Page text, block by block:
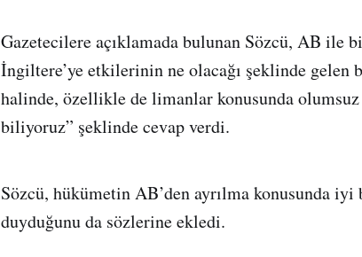
Gazetecilere açıklamada bulunan Sözcü, AB ile
İngiltere’ye etkilerinin ne olacağı şeklinde gelen
halinde, özellikle de limanlar konusunda
biliyoruz” şeklinde cevap verdi.
Sözcü, hükümetin AB’den ayrılma konusunda
duyduğunu da sözlerine ekledi.